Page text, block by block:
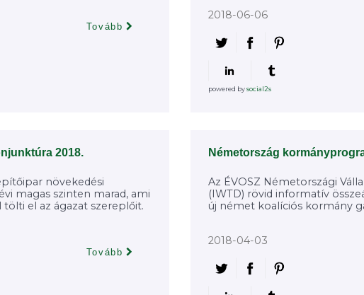
Tovább
2018-06-06
powered bysocial2s
2018.
növekedési
magas szinten marad, ami
el az ágazat szereplőit.
Tovább
Németország
Az ÉVOSZ Németországi
(IWTD) rövid informatív
új német koalíciós kormány
2018-04-03